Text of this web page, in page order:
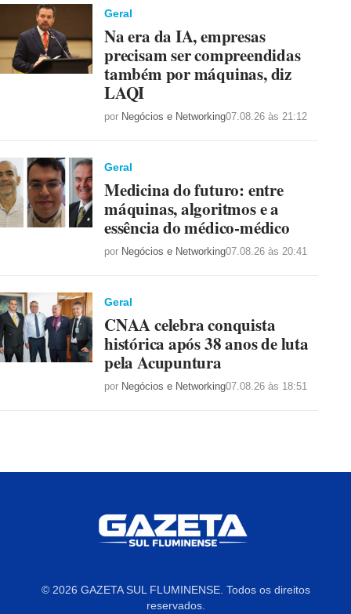
Geral
Na era da IA, empresas
precisam ser compreendidas
também por máquinas, diz
LAQI
por Negócios e Networking07.08.26 às 21:12
Geral
Medicina do futuro: entre
máquinas, algoritmos e a
essência do médico-médico
por Negócios e Networking07.08.26 às 20:41
Geral
CNAA celebra conquista
histórica após 38 anos de luta
pela Acupuntura
por Negócios e Networking07.08.26 às 18:51
© 2026 GAZETA SUL FLUMINENSE. Todos os direitos
reservados.